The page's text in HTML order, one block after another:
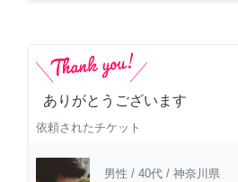
ありがとうございます
依頼されたチケット
男性 / 40代 / 神奈川県